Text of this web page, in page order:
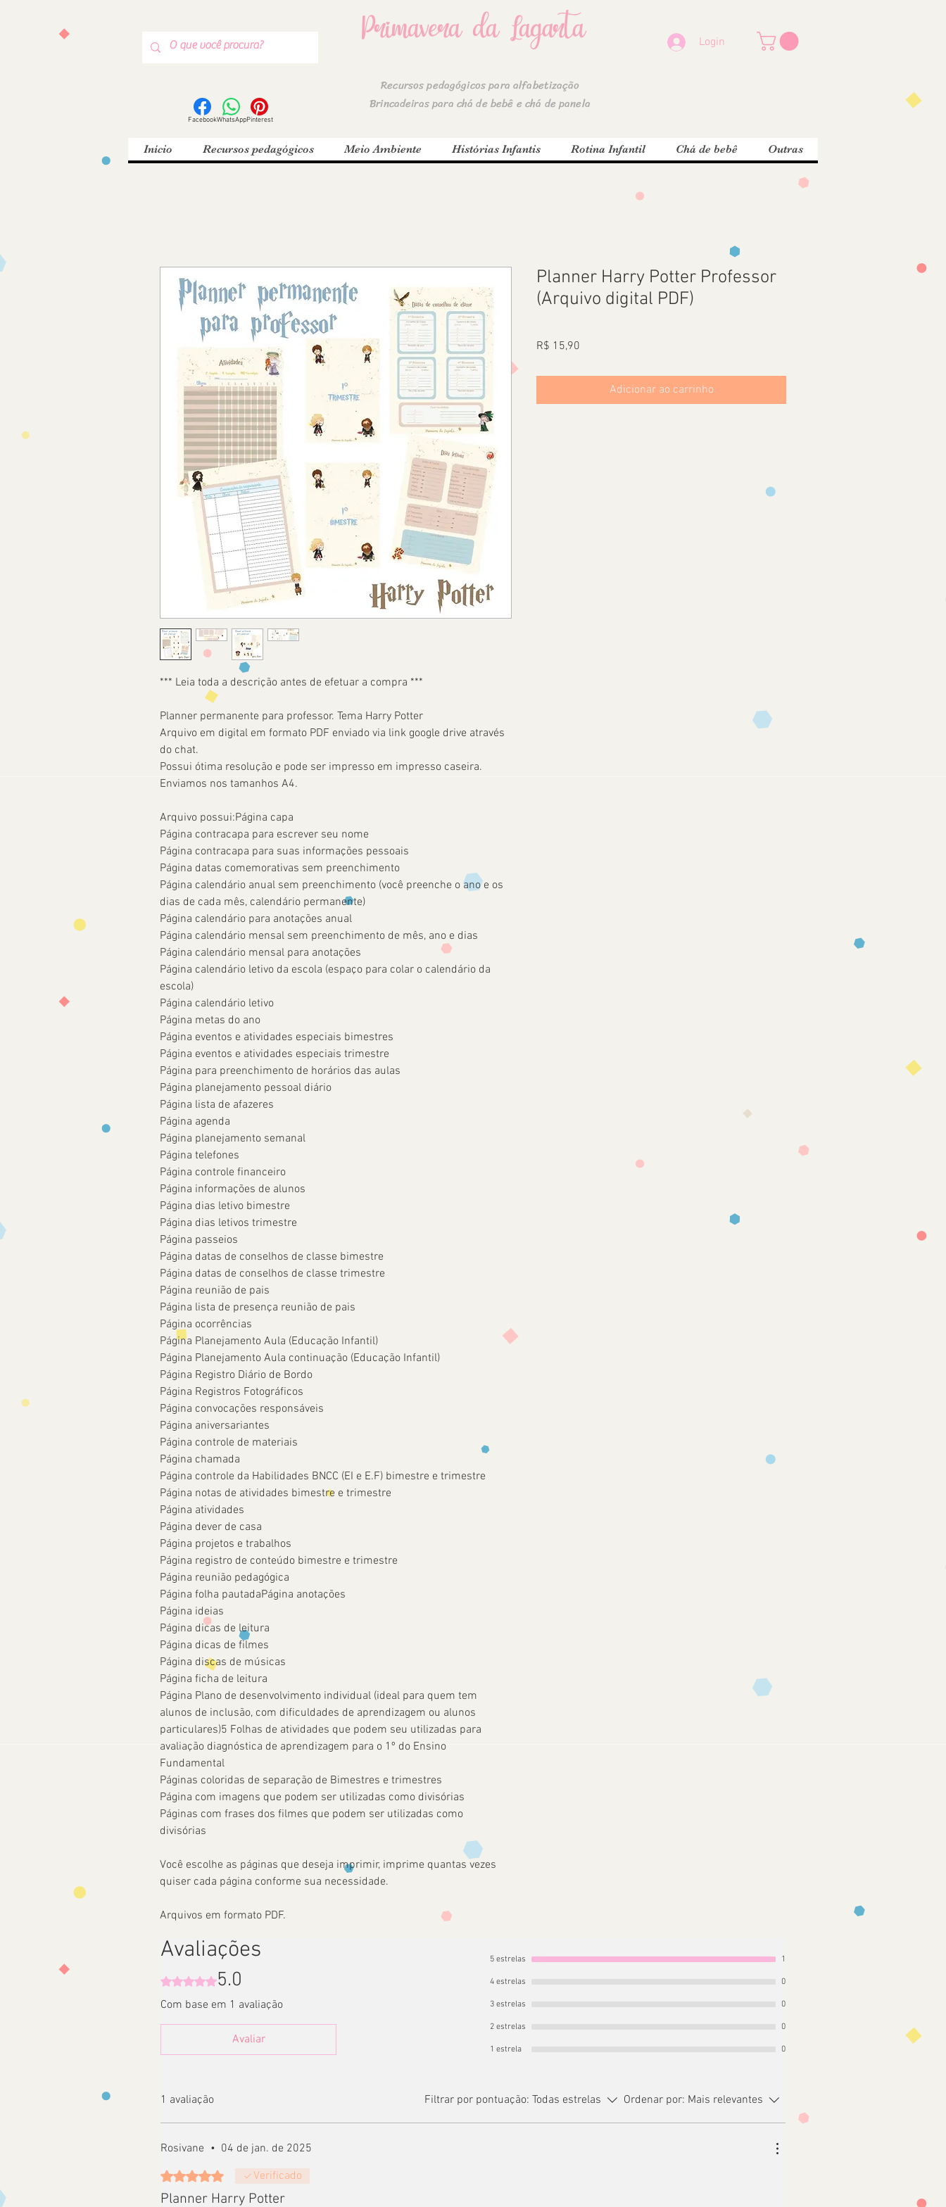
FacebookWhatsAppPinterest
Primavera da Lagarta
Recursos pedagógicos para alfabetização
Brincadeiras para chá de bebê e chá de panela
Login
Início Recursos pedagógicos Meio Ambiente Histórias Infantis Rotina Infantil Chá de bebê Outras
*** Leia toda a descrição antes de efetuar a compra ***
Planner permanente para professor. Tema Harry Potter
Arquivo em digital em formato PDF enviado via link google drive através
do chat.
Possui ótima resolução e pode ser impresso em impresso caseira.
Enviamos nos tamanhos A4.
Arquivo possui:Página capa
Página contracapa para escrever seu nome
Página contracapa para suas informações pessoais
Página datas comemorativas sem preenchimento
Página calendário anual sem preenchimento (você preenche o ano e os
dias de cada mês, calendário permanente)
Página calendário para anotações anual
Página calendário mensal sem preenchimento de mês, ano e dias
Página calendário mensal para anotações
Página calendário letivo da escola (espaço para colar o calendário da
escola)
Página calendário letivo
Página metas do ano
Página eventos e atividades especiais bimestres
Página eventos e atividades especiais trimestre
Página para preenchimento de horários das aulas
Página planejamento pessoal diário
Página lista de afazeres
Página agenda
Página planejamento semanal
Página telefones
Página controle financeiro
Página informações de alunos
Página dias letivo bimestre
Página dias letivos trimestre
Página passeios
Página datas de conselhos de classe bimestre
Página datas de conselhos de classe trimestre
Página reunião de pais
Página lista de presença reunião de pais
Página ocorrências
Página Planejamento Aula (Educação Infantil)
Página Planejamento Aula continuação (Educação Infantil)
Página Registro Diário de Bordo
Página Registros Fotográficos
Página convocações responsáveis
Página aniversariantes
Página controle de materiais
Página chamada
Página controle da Habilidades BNCC (EI e E.F) bimestre e trimestre
Página notas de atividades bimestre e trimestre
Página atividades
Página dever de casa
Página projetos e trabalhos
Página registro de conteúdo bimestre e trimestre
Página reunião pedagógica
Página folha pautadaPágina anotações
Página ideias
Página dicas de leitura
Página dicas de filmes
Página discas de músicas
Página ficha de leitura
Página Plano de desenvolvimento individual (ideal para quem tem
alunos de inclusão, com dificuldades de aprendizagem ou alunos
particulares)5 Folhas de atividades que podem seu utilizadas para
avaliação diagnóstica de aprendizagem para o 1º do Ensino
Fundamental
Páginas coloridas de separação de Bimestres e trimestres
Página com imagens que podem ser utilizadas como divisórias
Páginas com frases dos filmes que podem ser utilizadas como
divisórias
Você escolhe as páginas que deseja imprimir, imprime quantas vezes
quiser cada página conforme sua necessidade.
Arquivos em formato PDF.
Planner Harry Potter Professor
(Arquivo digital PDF)
R$ 15,90
Adicionar ao carrinho
Avaliações
Rated 5 out of 5 stars.
5.0
Com base em 1 avaliação
Avaliar
5 estrelas 1
4 estrelas 0
3 estrelas 0
2 estrelas 0
1 estrela 0
1 avaliação Filtrar por pontuação: Todas estrelas Ordenar por: Mais relevantes
Rosivane • 04 de jan. de 2025
Rated 5 out of 5 stars.Verificado
Planner Harry Potter